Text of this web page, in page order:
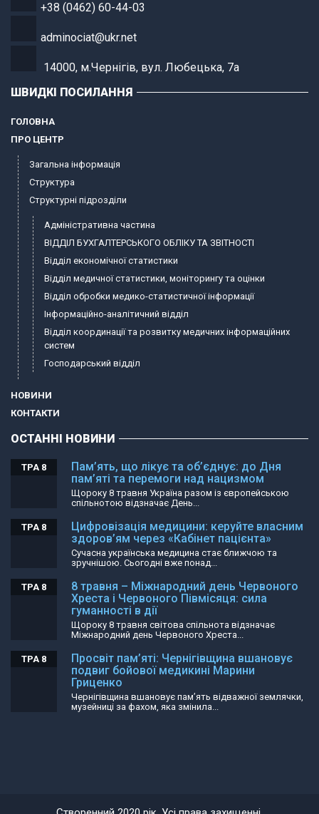
+38 (0462) 60-44-03
adminociat@ukr.net
14000, м.Чернігів, вул. Любецька, 7а
ШВИДКІ ПОСИЛАННЯ
ГОЛОВНА
ПРО ЦЕНТР
Загальна інформація
Структура
Структурні підрозділи
Адміністративна частина
ВІДДІЛ БУХГАЛТЕРСЬКОГО ОБЛІКУ ТА ЗВІТНОСТІ
Відділ економічної статистики
Відділ медичної статистики, моніторингу та оцінки
Відділ обробки медико-статистичної інформації
Інформаційно-аналітичний відділ
Відділ координації та розвитку медичних інформаційних
систем
Господарський відділ
НОВИНИ
КОНТАКТИ
ОСТАННІ НОВИНИ
Пам’ять, що лікує та об’єднує: до Дня
пам’яті та перемоги над нацизмом
ТРА 8
Щороку 8 травня Україна разом із європейською
спільнотою відзначає День...
Цифровізація медицини: керуйте власним
здоров’ям через «Кабінет пацієнта»
ТРА 8
Сучасна українська медицина стає ближчою та
зручнішою. Сьогодні вже понад...
8 травня – Міжнародний день Червоного
Хреста і Червоного Півмісяця: сила
гуманності в дії
ТРА 8
Щороку 8 травня світова спільнота відзначає
Міжнародний день Червоного Хреста...
Просвіт пам’яті: Чернігівщина вшановує
подвиг бойової медикині Марини
Гриценко
ТРА 8
Чернігівщина вшановує пам’ять відважної землячки,
музейниці за фахом, яка змінила...